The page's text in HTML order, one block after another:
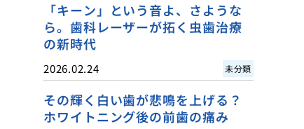
「キーン」という音よ、さような
ら。歯科レーザーが拓く虫歯治療
の新時代
2026.02.24 未分類
その輝く白い歯が悲鳴を上げる？
ホワイトニング後の前歯の痛み